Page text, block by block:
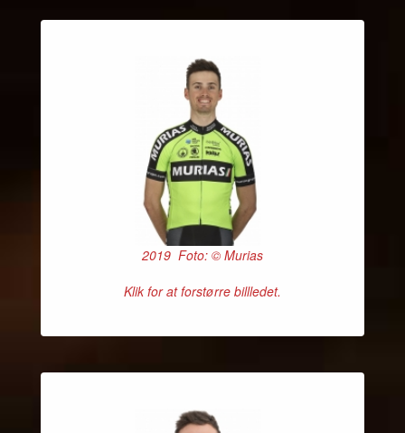
2019 Foto: © Murias
Klik for at forstørre billledet.